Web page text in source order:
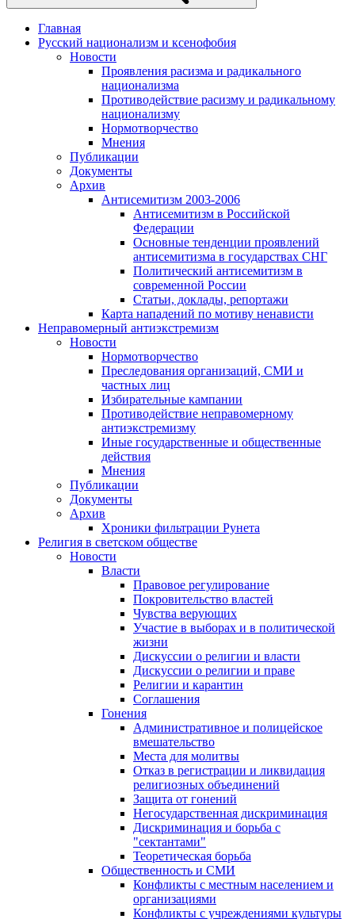
Главная
Русский национализм и ксенофобия
Новости
Проявления расизма и радикального
национализма
Противодействие расизму и радикальному
национализму
Нормотворчество
Мнения
Публикации
Документы
Архив
Антисемитизм 2003-2006
Антисемитизм в Российской
Федерации
Основные тенденции проявлений
антисемитизма в государствах СНГ
Политический антисемитизм в
современной России
Статьи, доклады, репортажи
Карта нападений по мотиву ненависти
Неправомерный антиэкстремизм
Новости
Нормотворчество
Преследования организаций, СМИ и
частных лиц
Избирательные кампании
Противодействие неправомерному
антиэкстремизму
Иные государственные и общественные
действия
Мнения
Публикации
Документы
Архив
Хроники фильтрации Рунета
Религия в светском обществе
Новости
Власти
Правовое регулирование
Покровительство властей
Чувства верующих
Участие в выборах и в политической
жизни
Дискуссии о религии и власти
Дискуссии о религии и праве
Религии и карантин
Соглашения
Гонения
Административное и полицейское
вмешательство
Места для молитвы
Отказ в регистрации и ликвидация
религиозных объединений
Защита от гонений
Негосударственная дискриминация
Дискриминация и борьба с
"сектантами"
Теоретическая борьба
Общественность и СМИ
Конфликты с местным населением и
организациями
Конфликты с учреждениями культуры